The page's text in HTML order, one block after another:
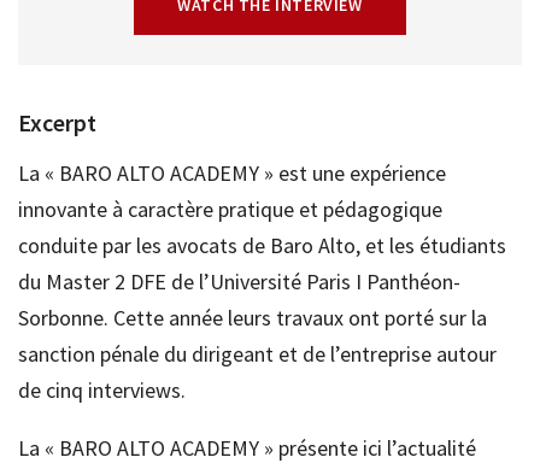
WATCH THE INTERVIEW
Excerpt
La « BARO ALTO ACADEMY » est une expérience
innovante à caractère pratique et pédagogique
conduite par les avocats de Baro Alto, et les étudiants
du Master 2 DFE de l’Université Paris I Panthéon-
Sorbonne. Cette année leurs travaux ont porté sur la
sanction pénale du dirigeant et de l’entreprise autour
de cinq interviews.
La « BARO ALTO ACADEMY » présente ici l’actualité